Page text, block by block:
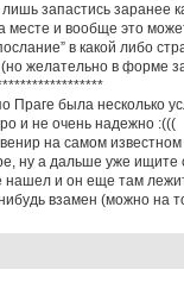
запастись заранее
месте и вообще это
в какой либо
желательно в форме
Праге была несколько
и не очень надежно :(((
на самом
ну а дальше уже ищите
нашел и он еще там
взамен (можно на